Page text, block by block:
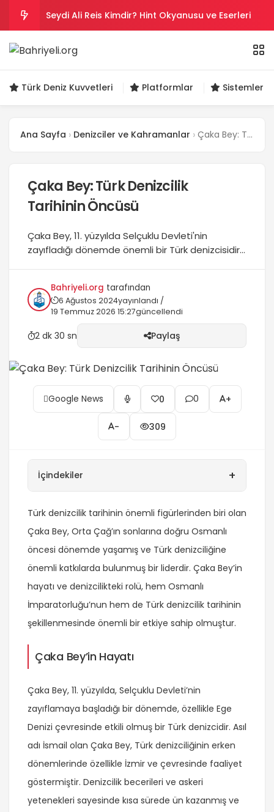
Seydi Ali Reis Kimdir? Hint Okyanusu ve Eserleri
Salih Reis Kimdir? Preveze, Cezayir ve Bicâye
Gazi Umur Bey Kimdir? Hayatı, Seferleri ve Ölümü
Turgut Reis Kimdir? Hayatı, Savaşları ve Ölümü
Türk Deniz Kuvvetleri Platformlar Sistemler
Ana Sayfa Denizciler ve Kahramanlar Çaka Bey: Türk Denizcilik Tarihinin Öncüsü
Çaka Bey: Türk Denizcilik
Tarihinin Öncüsü
Çaka Bey, 11. yüzyılda Selçuklu Devleti'nin
zayıfladığı dönemde önemli bir Türk denizcisidir.
kontrol altına almıştır. Askeri ve stratejik
başarıları, Osmanlı İmparatorluğu'nun denizcilik
tarihine temel oluşturmuş ve Türk denizcilik
kültürüne büyük katkıda bulunmuştur. Çaka
Bey'in mirası, Türk...
Bahriyeli.org tarafından
6 Ağustos 2024yayınlandı /
19 Temmuz 2026 15:27güncellendi
2 dk 30 sn Paylaş
Google News 0 0 +
- 309
İçindekiler +
Türk denizcilik tarihinin önemli figürlerinden biri olan
Çaka Bey, Orta Çağ’ın sonlarına doğru Osmanlı
öncesi dönemde yaşamış ve Türk denizciliğine
önemli katkılarda bulunmuş bir liderdir. Çaka Bey’in
hayatı ve denizcilikteki rolü, hem Osmanlı
İmparatorluğu’nun hem de Türk denizcilik tarihinin
şekillenmesinde önemli bir etkiye sahip olmuştur.
Çaka Bey’in Hayatı
Çaka Bey, 11. yüzyılda, Selçuklu Devleti’nin
zayıflamaya başladığı bir dönemde, özellikle Ege
Denizi çevresinde etkili olmuş bir Türk denizcidir. Asıl
adı İsmail olan Çaka Bey, Türk denizciliğinin erken
dönemlerinde özellikle İzmir ve çevresinde faaliyet
göstermiştir. Denizcilik becerileri ve askeri
yetenekleri sayesinde kısa sürede ün kazanmış ve